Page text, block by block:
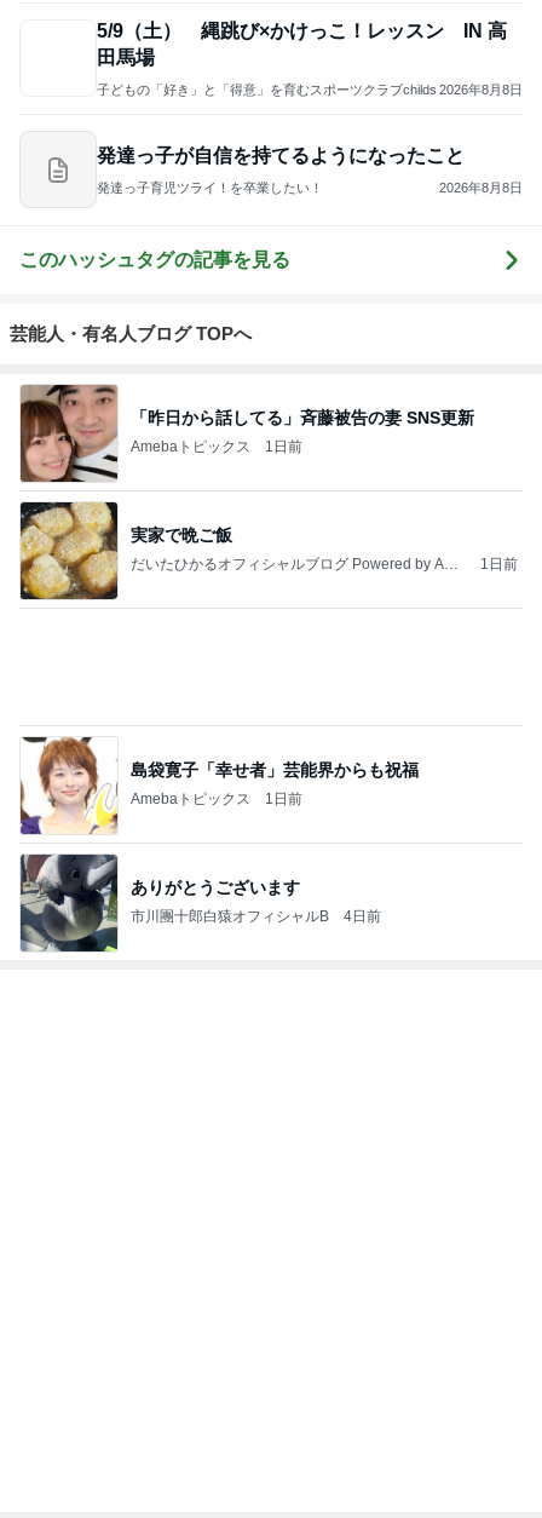
5/9（土） 縄跳び×かけっこ！レッスン IN 高
田馬場
子どもの「好き」と「得意」を育むスポーツクラブchilds 2026年8月8日
発達っ子が自信を持てるようになったこと
発達っ子育児ツライ！を卒業したい！ 2026年8月8日
このハッシュタグの記事を見る
芸能人・有名人ブログ TOPへ
「昨日から話してる」斉藤被告の妻 SNS更新
Amebaトピックス 1日前
実家で晩ご飯
だいたひかるオフィシャルブログ Powered by Ame
1日前
島袋寛子「幸せ者」芸能界からも祝福
Amebaトピックス 1日前
ありがとうございます
市川團十郎白猿オフィシャルB 4日前